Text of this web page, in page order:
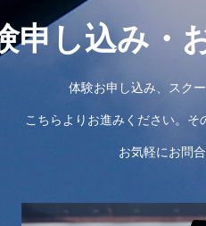
申し込み・
体験お申し込み、スク
こちらよりお進みください。
お気軽にお問